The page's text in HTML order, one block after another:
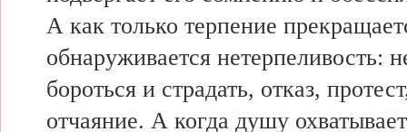
А как только терпение
обнаруживается нетерпеливость:
бороться и страдать, отказ,
отчаяние. А когда душу